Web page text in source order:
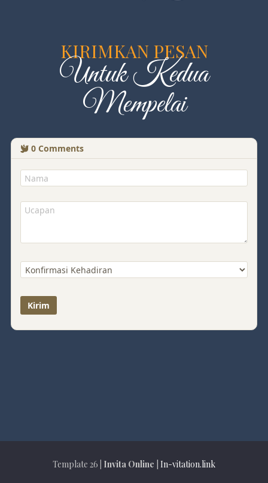
KIRIMKAN PESAN
Untuk Kedua
Mempelai
0 Comments
Template 26 | Invita Online In-vitation.link